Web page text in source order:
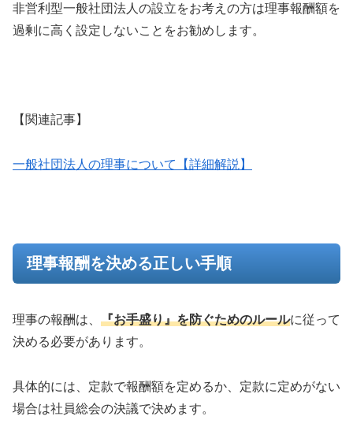
非営利型一般社団法人の設立をお考えの方は理事報酬額を
過剰に高く設定しないことをお勧めします。
【関連記事】
一般社団法人の理事について【詳細解説】
理事報酬を決める正しい手順
理事の報酬は、 『お手盛り』を防ぐためのルールに従って
決める必要があります。
具体的には、定款で報酬額を定めるか、定款に定めがない
場合は社員総会の決議で決めます。